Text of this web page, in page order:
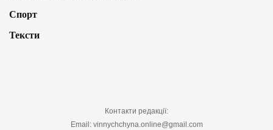
Спорт
Тексти
Контакти редакції:
Email: vinnychchyna.online@gmail.com